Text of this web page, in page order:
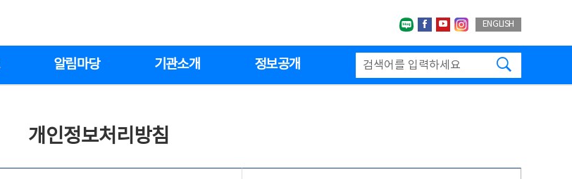
네이버블로그
페이스북
유투브인스타그랩
ENGLISH
알림마당 기관소개 정보공개
개인정보처리방침